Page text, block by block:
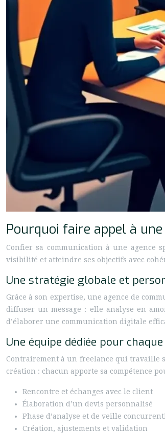
Pourquoi faire appel à
Confier sa communication à une agence
visibilité et atteindre ses objectifs avec
Une stratégie globale et
Grâce à son expertise, une agence de
diffuser un message : elle analyse en
d’élaborer une communication digitale
Une équipe dédiée pour
Contrairement à un freelance qui travaille
création : chacun apporte sa compétence
Rencontre et échanges avec le client
Élaboration d’un devis personnalisé
Phase d’analyse et de veille
Création, ajustements et validation